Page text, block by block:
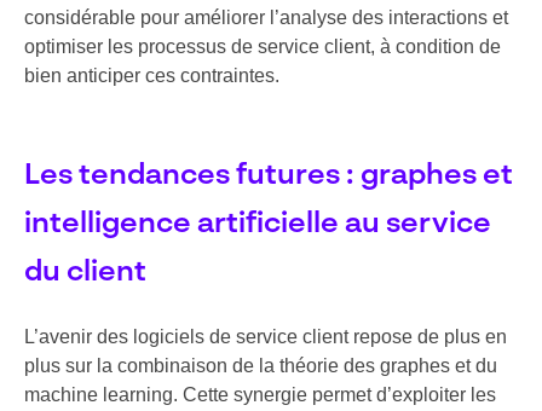
considérable pour améliorer l’analyse des interactions et
optimiser les processus de service client, à condition de
bien anticiper ces contraintes.
Les tendances futures : graphes et
intelligence artificielle au service
du client
L’avenir des logiciels de service client repose de plus en
plus sur la combinaison de la théorie des graphes et du
machine learning. Cette synergie permet d’exploiter les